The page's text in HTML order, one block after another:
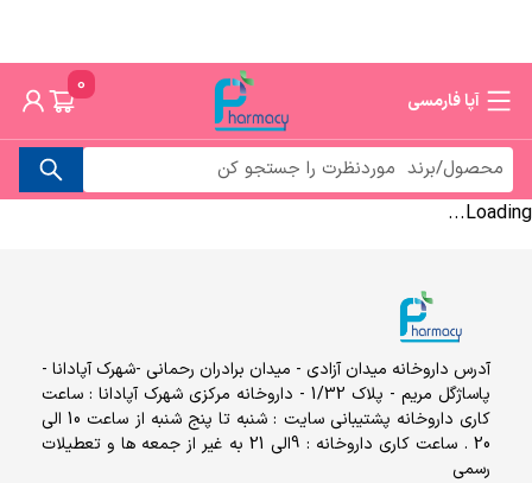
آپا فارمسی
0
Loading...
آدرس داروخانه میدان آزادی - میدان برادران رحمانی -شهرک آپادانا -
پاساژگل مریم - پلاک 1/32 - داروخانه مرکزی شهرک آپادانا : ساعت
کاری داروخانه پشتیبانی سایت : شنبه تا پنج شنبه از ساعت 10 الی
20 . ساعت کاری داروخانه : 9الی 21 به غیر از جمعه ها و تعطیلات
رسمی